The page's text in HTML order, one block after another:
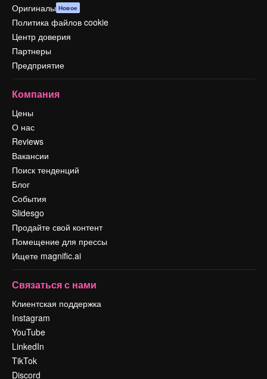
Оригиналы Новое
Политика файлов cookie
Центр доверия
Партнеры
Предприятие
Компания
Цены
О нас
Reviews
Вакансии
Поиск тенденций
Блог
События
Slidesgo
Продайте свой контент
Помещение для прессы
Ищете magnific.ai
Связаться с нами
Клиентская поддержка
Instagram
YouTube
LinkedIn
TikTok
Discord